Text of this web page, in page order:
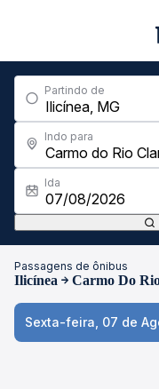
Partindo de
Indo para
Ida
Passagens de ônibus
Ilicínea Carmo Do
Sexta-feira, 07 de